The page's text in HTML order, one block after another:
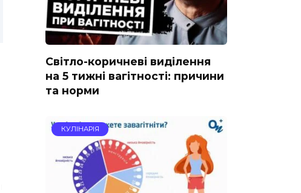
Світло-коричневі виділення
на 5 тижні вагітності: причини
та норми
КУЛІНАРІЯ